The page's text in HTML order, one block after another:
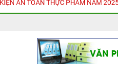
TOÀN THỰC PHẨM NĂM 2025